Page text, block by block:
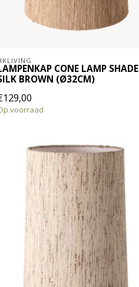
CONE LAMP SHADE
BROWN (Ø32CM)
voorraad